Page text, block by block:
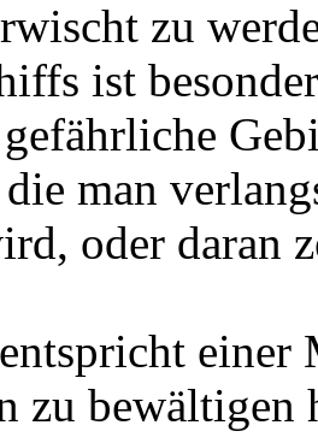
zu
ist
man
oder daran
zu bewältigen